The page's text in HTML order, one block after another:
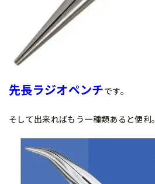
先長ラジオペンチです。
そして出来ればもう一種類あると便利。